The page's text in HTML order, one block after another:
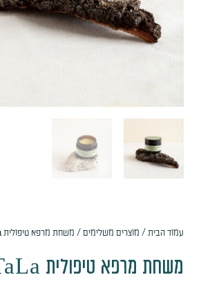
עמוד הבית/ מוצרים משלימים/ משחת מרפא טיפולית TaLa
משחת מרפא טיפולית TaLa